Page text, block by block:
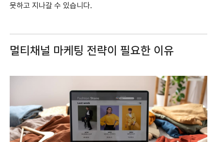
못하고 지나갈 수 있습니다.
멀티채널 마케팅 전략이 필요한 이유